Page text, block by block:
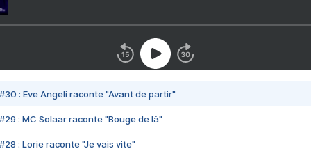
#30 : Eve Angeli raconte "Avant de partir"
#29 : MC Solaar raconte "Bouge de là"
#28 : Lorie raconte "Je vais vite"